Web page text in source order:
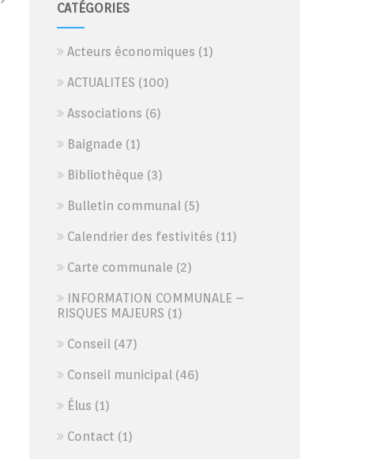
CATÉGORIES
Acteurs économiques (1)
ACTUALITES (100)
Associations (6)
Baignade (1)
Bibliothèque (3)
Bulletin communal(5)
Calendrier des festivités (11)
Carte communale (2)
INFORMATION COMMUNALE –
RISQUES MAJEURS (1)
Conseil(47)
Conseil municipal(46)
Élus (1)
Contact (1)